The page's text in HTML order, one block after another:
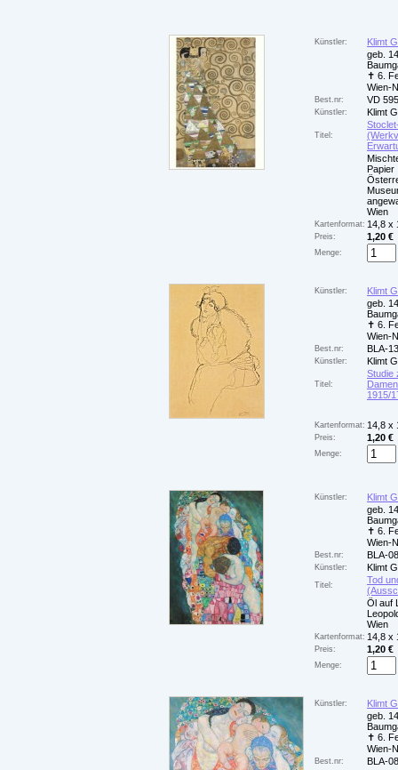
Künstler:
Klimt
geb.
✝ 6.
Wien-
Best.nr: VD
Künstler: Klimt
Titel:
Papier
Wien
Kartenformat: 14,8 x
Preis: 1,20 €
Menge:
Künstler:
Klimt
geb.
✝ 6.
Wien-
Best.nr: BLA-
Künstler: Klimt
Titel:
Studie
1915/
Kartenformat: 14,8 x
Preis: 1,20 €
Menge:
Künstler:
Klimt
geb.
✝ 6.
Wien-
Best.nr: BLA-
Künstler: Klimt
Titel:
Tod
Öl auf
Wien
Kartenformat: 14,8 x
Preis: 1,20 €
Menge:
Künstler:
Klimt
geb.
✝ 6.
Wien-
Best.nr: BLA-